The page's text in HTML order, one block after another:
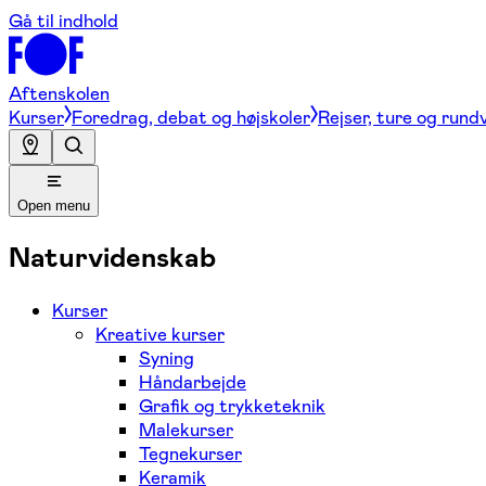
Gå til indhold
Aftenskolen
Kurser Foredrag, debat og højskoler Rejser, ture og
Open menu
Naturvidenskab
Kurser
Kreative kurser
Syning
Håndarbejde
Grafik og trykketeknik
Malekurser
Tegnekurser
Keramik